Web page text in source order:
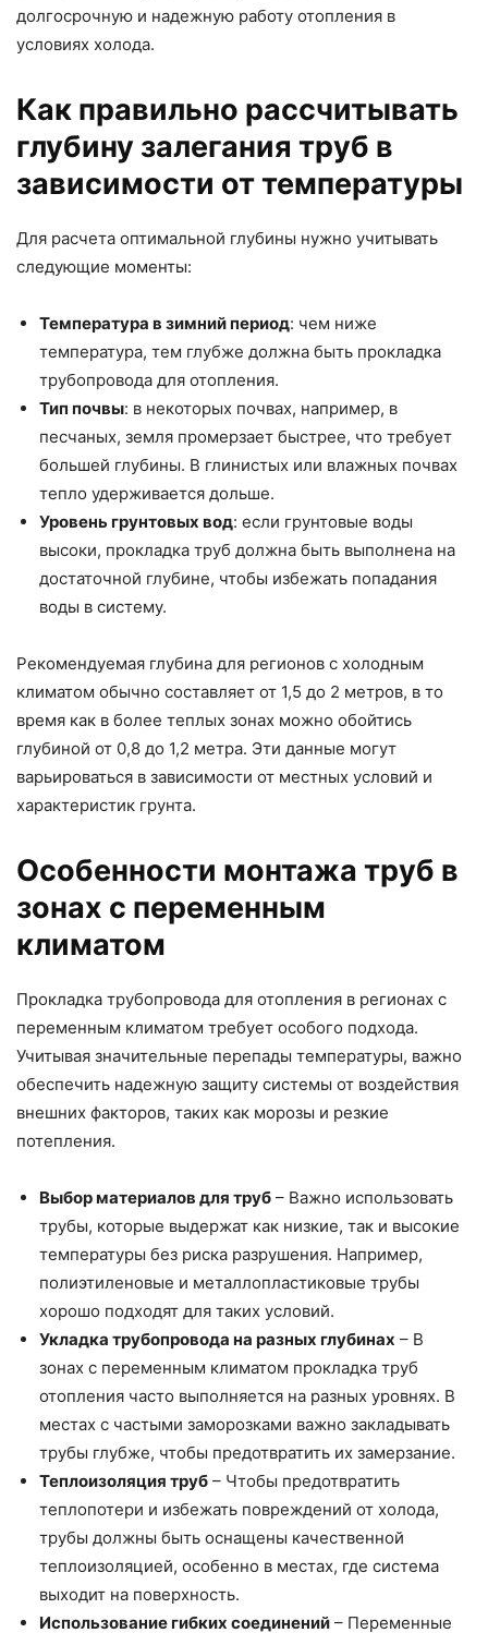
долгосрочную и надежную работу отопления в
условиях холода.
Как правильно рассчитывать
глубину залегания труб в
зависимости от температуры
Для расчета оптимальной глубины нужно учитывать
следующие моменты:
Температура в зимний период: чем ниже
температура, тем глубже должна быть прокладка
трубопровода для отопления.
Тип почвы: в некоторых почвах, например, в
песчаных, земля промерзает быстрее, что требует
большей глубины. В глинистых или влажных почвах
тепло удерживается дольше.
Уровень грунтовых вод: если грунтовые воды
высоки, прокладка труб должна быть выполнена на
достаточной глубине, чтобы избежать попадания
воды в систему.
Рекомендуемая глубина для регионов с холодным
климатом обычно составляет от 1,5 до 2 метров, в то
время как в более теплых зонах можно обойтись
глубиной от 0,8 до 1,2 метра. Эти данные могут
варьироваться в зависимости от местных условий и
характеристик грунта.
Особенности монтажа труб в
зонах с переменным
климатом
Прокладка трубопровода для отопления в регионах с
переменным климатом требует особого подхода.
Учитывая значительные перепады температуры, важно
обеспечить надежную защиту системы от воздействия
внешних факторов, таких как морозы и резкие
потепления.
Выбор материалов для труб – Важно использовать
трубы, которые выдержат как низкие, так и высокие
температуры без риска разрушения. Например,
полиэтиленовые и металлопластиковые трубы
хорошо подходят для таких условий.
Укладка трубопровода на разных глубинах – В
зонах с переменным климатом прокладка труб
отопления часто выполняется на разных уровнях. В
местах с частыми заморозками важно закладывать
трубы глубже, чтобы предотвратить их замерзание.
Теплоизоляция труб – Чтобы предотвратить
теплопотери и избежать повреждений от холода,
трубы должны быть оснащены качественной
теплоизоляцией, особенно в местах, где система
выходит на поверхность.
Использование гибких соединений – Переменные